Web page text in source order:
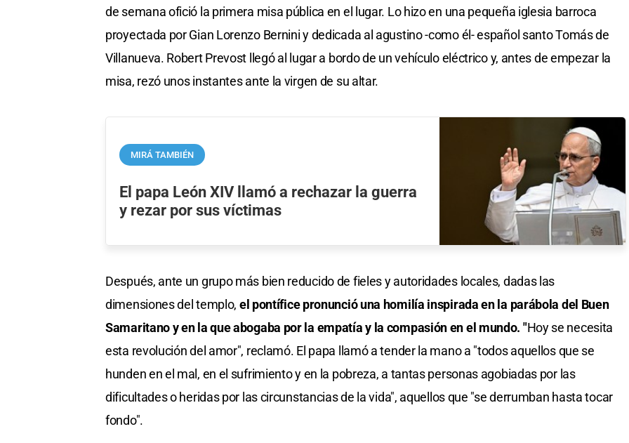
de semana ofició la primera misa pública en el lugar. Lo hizo en una pequeña iglesia barroca
proyectada por Gian Lorenzo Bernini y dedicada al agustino -como él- español santo Tomás de
Villanueva. Robert Prevost llegó al lugar a bordo de un vehículo eléctrico y, antes de empezar la
misa, rezó unos instantes ante la virgen de su altar.
MIRÁ TAMBIÉN
El papa León XIV llamó a rechazar la guerra
y rezar por sus víctimas
Después, ante un grupo más bien reducido de fieles y autoridades locales, dadas las
dimensiones del templo, el pontífice pronunció una homilía inspirada en la parábola del Buen
Samaritano y en la que abogaba por la empatía y la compasión en el mundo. "Hoy se necesita
esta revolución del amor", reclamó. El papa llamó a tender la mano a "todos aquellos que se
hunden en el mal, en el sufrimiento y en la pobreza, a tantas personas agobiadas por las
dificultades o heridas por las circunstancias de la vida", aquellos que "se derrumban hasta tocar
fondo".